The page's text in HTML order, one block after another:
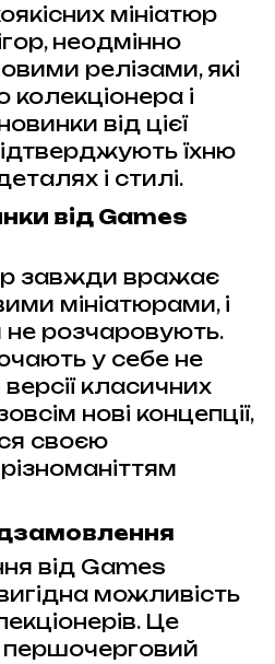
мініатюр
неодмінно
релізами, які
колекціонера і
від цієї
їхню
і стилі.
від Games
завжди вражає
мініатюрами, і
не розчаровують.
у себе не
класичних
нові концепції,
своєю
від Games
можливість
Це